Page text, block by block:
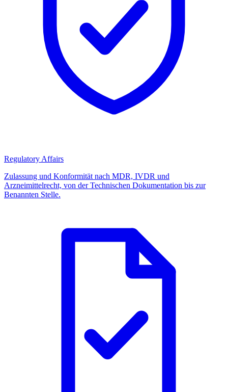
Regulatory Affairs
Zulassung und Konformität nach MDR, IVDR und
Arzneimittelrecht, von der Technischen Dokumentation bis zur
Benannten Stelle.